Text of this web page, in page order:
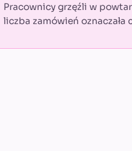
Pracownicy grzęźli w
liczba zamówień